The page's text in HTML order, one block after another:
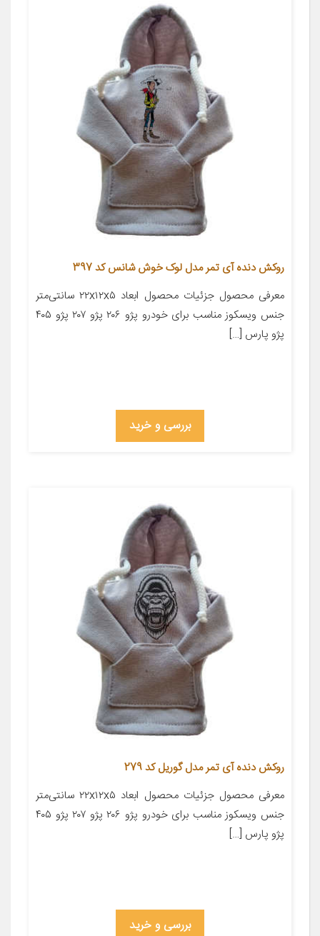
روکش دنده آی تمر مدل لوک خوش شانس کد 397
معرفی محصول جزئیات محصول ابعاد ۲۲x۱۲x۵ سانتی‌متر
جنس ویسکوز مناسب برای خودرو پژو ۲۰۶ پژو ۲۰۷ پژو ۴۰۵
پژو پارس […]
بررسی و خرید
روکش دنده آی تمر مدل گوریل کد 279
معرفی محصول جزئیات محصول ابعاد ۲۲x۱۲x۵ سانتی‌متر
جنس ویسکوز مناسب برای خودرو پژو ۲۰۶ پژو ۲۰۷ پژو ۴۰۵
پژو پارس […]
بررسی و خرید